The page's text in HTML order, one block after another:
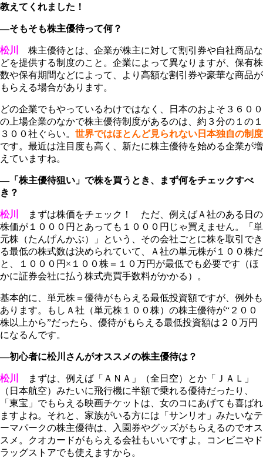
教えてくれました！
―そもそも株主優待って何？
松川 株主優待とは、 企業が株主に対して割引券や自社商品な
どを提供する制度のこと。企業によって異なりますが、保有株
数や保有期間などによって、より高額な割引券や豪華な商品が
もらえる場合があります。
どの企業でもやっているわけではなく、日本のおよそ３６００
の上場企業のなかで株主優待制度があるのは、約３分の１の１
３００社ぐらい。 世界ではほとんど見られない日本独自の制度
です。最近は注目度も高く、新たに株主優待を始める企業が増
えていますね。
―「株主優待狙い」で株を買うとき、まず何をチェックすべ
き？
松川
まずは株価をチェック！ ただ、例えばＡ社のある日の
株価が１０００円とあっても１０００円じゃ買えません。「単
元株（たんげんかぶ）」という、その会社ごとに株を取引でき
る最低の株式数は決められていて、Ａ社の単元株が１００株だ
と、１０００円×１００株＝１０万円が最低でも必要です（ほ
かに証券会社に払う株式売買手数料がかかる）。
基本的に、単元株＝優待がもらえる最低投資額ですが、例外も
あります。もしＡ社（単元株１００株）の株主優待が“２００
株以上から”だったら、優待がもらえる最低投資額は２０万円
になるんです。
―初心者に松川さんがオススメの株主優待は？
松川
まずは、例えば「ＡＮＡ」（全日空）とか「ＪＡＬ」
（日本航空）みたいに飛行機に半額で乗れる優待だったり、
「東宝」でもらえる映画チケットは、女のコにあげても喜ばれ
ますよね。それと、家族がいる方には「サンリオ」みたいなテ
ーマパークの株主優待は、入園券やグッズがもらえるのでオス
スメ。クオカードがもらえる会社もいいですよ。コンビニやド
ラッグストアでも使えますから。